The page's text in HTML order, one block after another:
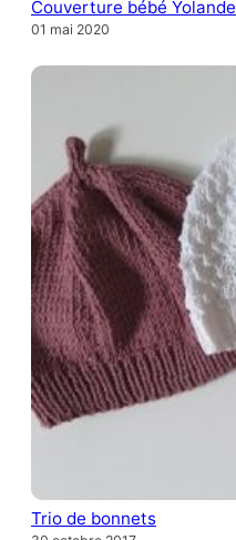
Couverture bébé Yolande
01 mai 2020
Trio de bonnets